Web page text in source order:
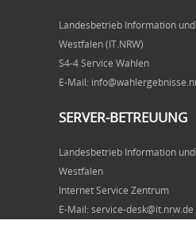
Landesbetrieb Information
Westfalen (IT.NRW)
S4-4 Service Wahlen
E-Mail:
SERVER-BETREUUNG
Landesbetrieb Information
Westfalen
Internet Service Zentrum
E-Mail: service-desk@it.nrw.de